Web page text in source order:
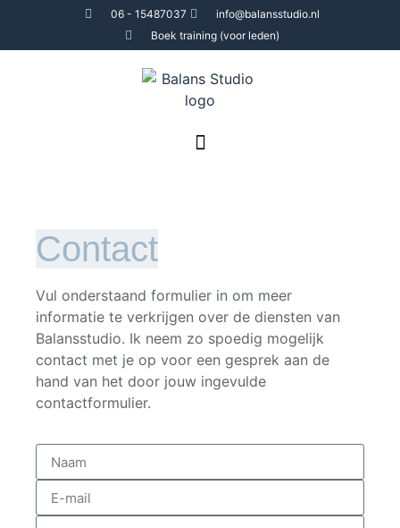
06 - 15487037
info@balansstudio.nl
Boek training (voor leden)
Contact
Vul onderstaand formulier in om meer
informatie te verkrijgen over de diensten van
Balansstudio. Ik neem zo spoedig mogelijk
contact met je op voor een gesprek aan de
hand van het door jouw ingevulde
contactformulier.